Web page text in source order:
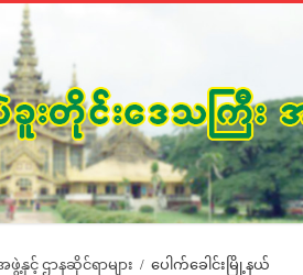
နှင့် ဌာနဆိုင်ရာများ / ပေါက်ခေါင်းမြို့နယ်